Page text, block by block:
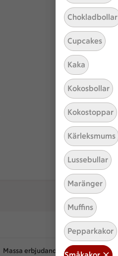
Chokladbollar
Cupcakes
Kaka
Kokosbollar
Kokostoppar
Kärleksmums
Lussebullar
Maränger
Muffins
Pepparkakor
Massa erbjudanden